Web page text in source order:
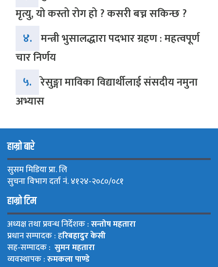
मृत्यु, यो कस्तो रोग हो ? कसरी बच्न सकिन्छ ?
४. मन्त्री भुसालद्धारा पदभार ग्रहण : महत्वपूर्ण
चार निर्णय
५. रेसुङ्गा माविका विद्यार्थीलाई संसदीय नमुना
अभ्यास
हाम्रो बारे
सुसम मिडिया प्रा. लि
सुचना विभाग दर्ता नं. ४१२४-२०८०/०८१
हाम्रो टिम
अध्यक्ष तथा प्रवन्ध निर्देशक :सन्तोष महतारा
प्रधान सम्पादक : हरिबहादुर केसी
सह-सम्पादक : सुमन महतारा
व्यवस्थापक :रुमकला पाण्डे